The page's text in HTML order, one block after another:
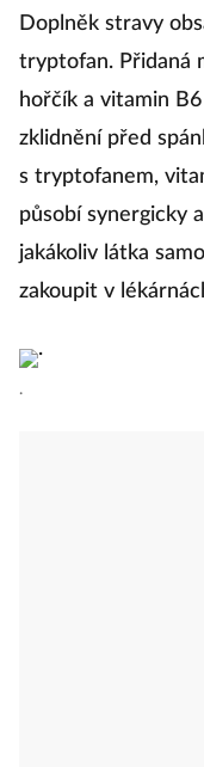
Doplněk stravy
tryptofan. Přidaná
hořčík a vitamin
zklidnění před
s tryptofanem,
působí synergicky
jakákoliv látka
zakoupit v
.